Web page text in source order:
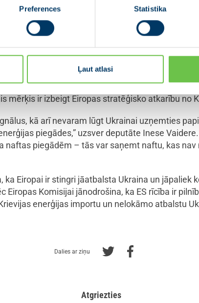
Preferences Statistika
Ļaut atlasi
tādējādi palīdzot finansēt agresora kara
ieņēmumus, kas ļauj Kremlim turpināt
gāzes ziņotāja Eiropas Parlamentā, Inese
apņemšanos pēc iespējas ātrāk pārtraukt
mērķis ir izbeigt Eiropas stratēģisko atkarību no
kā arī nevaram lūgt Ukrainai uzņemties
piegādes,” uzsver deputāte Inese
naftas piegādēm – tās var saņemt naftu, kas nav
ka Eiropai ir stingri jāatbalsta Ukraina un jāpaliek
Eiropas Komisijai jānodrošina, ka ES rīcība ir
enerģijas importu un nelokāmo atbalstu
Dalies ar ziņu
Atgriezties